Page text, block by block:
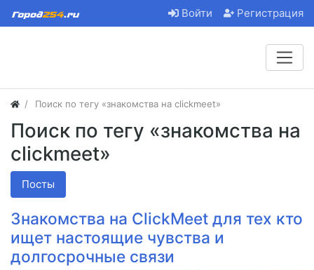
Войти Регистрация
Поиск по тегу «знакомства на clickmeet»
Поиск по тегу «знакомства на
clickmeet»
Посты
Знакомства на ClickMeet для тех кто
ищет настоящие чувства и
долгосрочные связи